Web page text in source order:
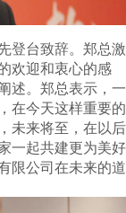
登台致辞。郑总激
欢迎和衷心的感
述。郑总表示，一
在今天这样重要的
未来将至，在以后
一起共建更为美好
限公司在未来的道